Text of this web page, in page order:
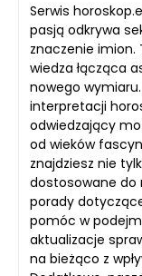
Serwis
pasją odkrywa
znaczenie
wiedza łącząca
nowego
interpretacji
odwiedzający
od wieków
znajdziesz nie
dostosowane do
porady
pomóc w
aktualizacje
na bieżąco z